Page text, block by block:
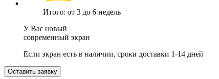
Итого: от 3 до 6 недель
У Вас новый
современный экран
Если экран есть в наличии, сроки доставки 1-14 дней
Оставить заявку